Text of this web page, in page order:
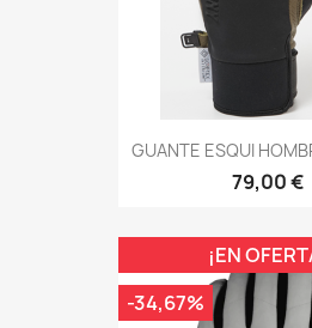
GUANTE ESQUI
79,00 €
¡EN
-34,67%